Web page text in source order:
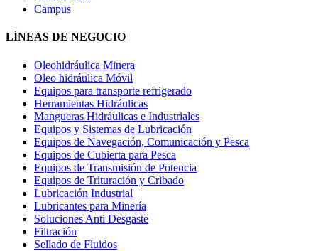
Campus
LÍNEAS DE NEGOCIO
Oleohidráulica Minera
Oleo hidráulica Móvil
Equipos para transporte refrigerado
Herramientas Hidráulicas
Mangueras Hidráulicas e Industriales
Equipos y Sistemas de Lubricación
Equipos de Navegación, Comunicación y Pesca
Equipos de Cubierta para Pesca
Equipos de Transmisión de Potencia
Equipos de Trituración y Cribado
Lubricación Industrial
Lubricantes para Minería
Soluciones Anti Desgaste
Filtración
Sellado de Fluidos